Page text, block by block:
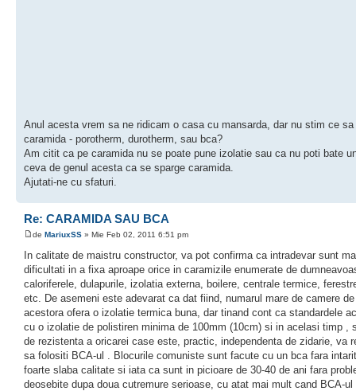
Anul acesta vrem sa ne ridicam o casa cu mansarda, dar nu stim ce
caramida - porotherm, durotherm, sau bca?
Am citit ca pe caramida nu se poate pune izolatie sau ca nu poti bate
ceva de genul acesta ca se sparge caramida.
Ajutati-ne cu sfaturi.
Re: CARAMIDA SAU BCA
de MariuxSS » Mie Feb 02, 2011 6:51 pm
In calitate de maistru constructor, va pot confirma ca intradevar sunt
dificultati in a fixa aproape orice in caramizile enumerate de
caloriferele, dulapurile, izolatia externa, boilere, centrale termice,
etc. De asemeni este adevarat ca dat fiind, numarul mare de camere
acestora ofera o izolatie termica buna, dar tinand cont ca standardele
cu o izolatie de polistiren minima de 100mm (10cm) si in acelasi timp ,
de rezistenta a oricarei case este, practic, independenta de zidarie, va
sa folositi BCA-ul . Blocurile comuniste sunt facute cu un bca fara
foarte slaba calitate si iata ca sunt in picioare de 30-40 de ani fara
deosebite dupa doua cutremure serioase, cu atat mai mult cand BCA-ul